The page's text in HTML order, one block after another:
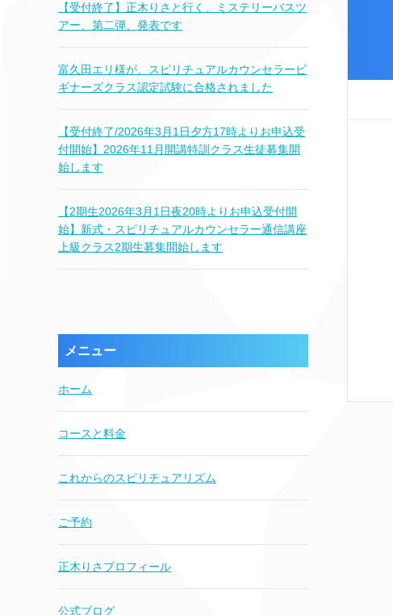
【受付終了】正木りさと行く、ミステリーバスツ
アー、第二弾、発表です
富久田エリ様が、スピリチュアルカウンセラービ
ギナーズクラス認定試験に合格されました
【受付終了/2026年3月1日夕方17時よりお申込受
付開始】2026年11月開講特訓クラス生徒募集開
始します
【2期生2026年3月1日夜20時よりお申込受付開
始】新式・スピリチュアルカウンセラー通信講座
上級クラス2期生募集開始します
メニュー
ホーム
コースと料金
これからのスピリチュアリズム
ご予約
正木りさプロフィール
公式ブログ